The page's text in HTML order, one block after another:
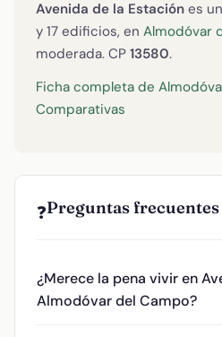
Avenida de la Estación es
y 17 edificios, en Almodóvar
moderada. CP 13580.
Ficha completa de
Comparativas
❓Preguntas frecuentes
¿Merece la pena vivir en
Almodóvar del Campo?